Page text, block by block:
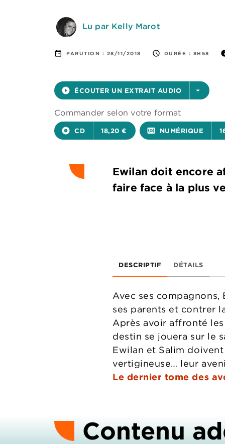
Lu par Kelly Marot
date_range PARUTION : 28/11/2018 access_time DURÉE : 8H58
play_circle_filled ÉCOUTER UN EXTRAIT AUDIO arrow_drop_down
Commander selon votre format
album CD 18,20 € surround_sound NUMÉRIQUE
Ewilan doit encore
faire face à la plus
DESCRIPTIF DÉTAILS
Avec ses
ses parents et contrer
Après avoir affronté
destin se jouera sur le
Ewilan et Salim
vertigineuse… leur
Le dernier tome des
Contenu